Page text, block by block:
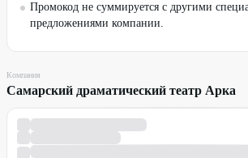
Промокод не суммируется с другими
предложениями компании.
Компания
Самарский драматический театр Арка